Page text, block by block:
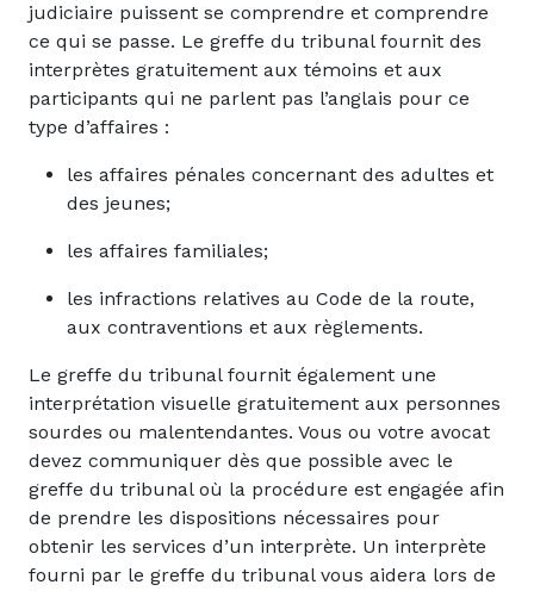
judiciaire puissent se comprendre et comprendre
ce qui se passe. Le greffe du tribunal fournit des
interprètes gratuitement aux témoins et aux
participants qui ne parlent pas l’anglais pour ce
type d’affaires :
les affaires pénales concernant des adultes et
des jeunes;
les affaires familiales;
les infractions relatives au Code de la route,
aux contraventions et aux règlements.
Le greffe du tribunal fournit également une
interprétation visuelle gratuitement aux personnes
sourdes ou malentendantes. Vous ou votre avocat
devez communiquer dès que possible avec le
greffe du tribunal où la procédure est engagée afin
de prendre les dispositions nécessaires pour
obtenir les services d’un interprète. Un interprète
fourni par le greffe du tribunal vous aidera lors de